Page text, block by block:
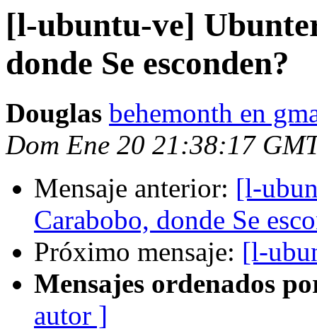
[l-ubuntu-ve]
donde Se esconden?
Douglas behemonth en
Dom Ene 20 21:38:17
Mensaje anterior: [l-
Carabobo, donde Se
Próximo mensaje: [l-
Mensajes ordenados
autor ]